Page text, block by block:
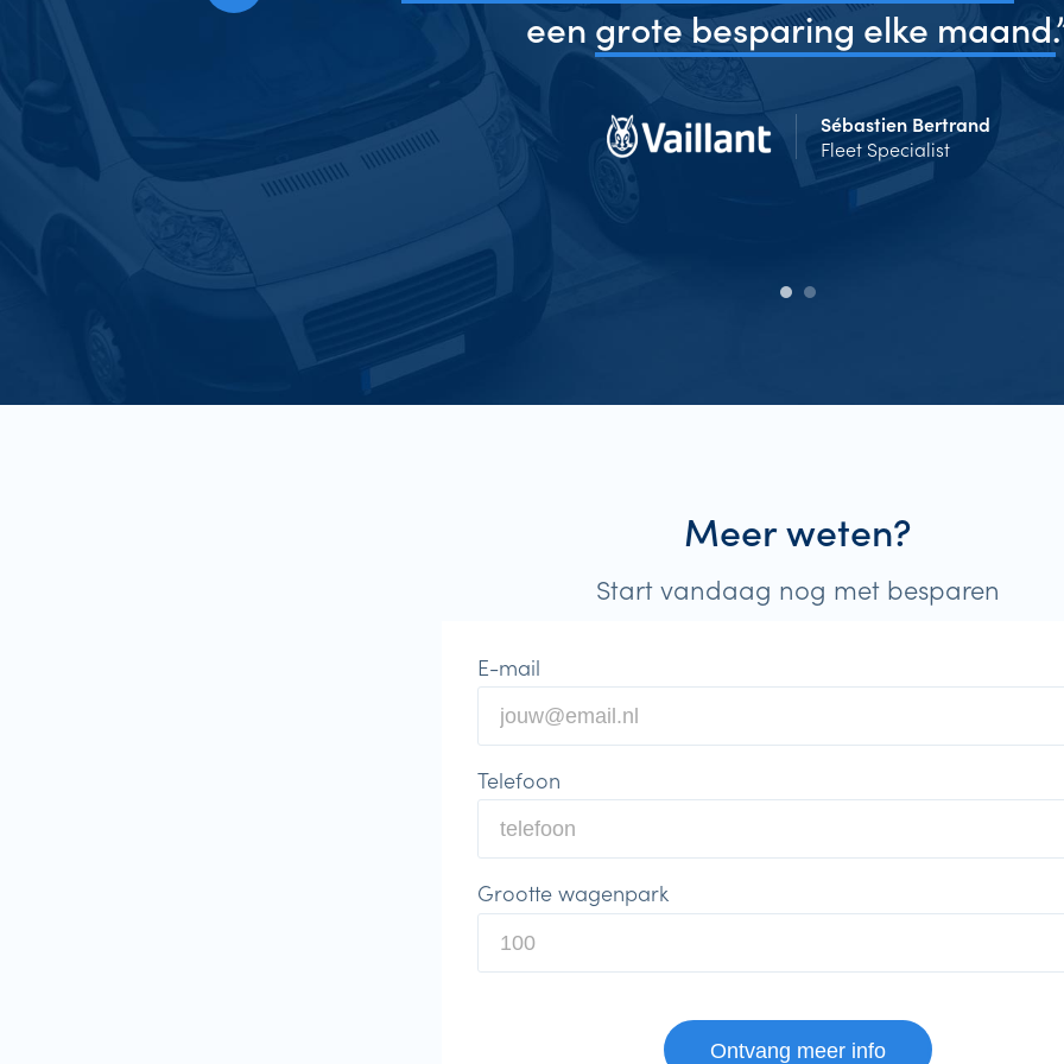
een grote besparing elke maand.
Sébastien Bertrand
Fleet Specialist
Meer weten?
Start vandaag nog met besparen
E-mail
Telefoon
Grootte wagenpark